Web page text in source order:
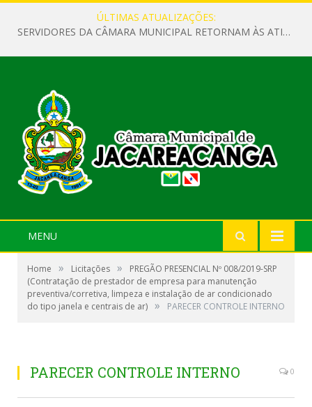
ÚLTIMAS ATUALIZAÇÕES:
SERVIDORES DA CÂMARA MUNICIPAL RETORNAM ÀS ATIVIDADES APÓS O RECESSO PARLAMENTAR
MENU
Home » Licitações »
PREGÃO PRESENCIAL Nº 008/2019-SRP
(Contratação de prestador de empresa para manutenção
preventiva/corretiva, limpeza e instalação de ar condicionado
do tipo janela e centrais de ar) » PARECER CONTROLE INTERNO
PARECER CONTROLE INTERNO 0